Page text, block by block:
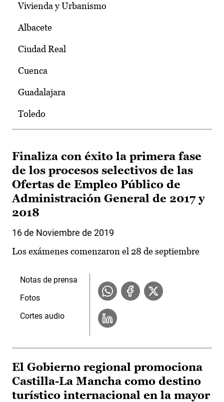
Vivienda y Urbanismo
Albacete
Ciudad Real
Cuenca
Guadalajara
Toledo
Finaliza con éxito la primera fase
de los procesos selectivos de las
Ofertas de Empleo Público de
Administración General de 2017 y
2018
16 de Noviembre de 2019
Los exámenes comenzaron el 28 de septiembre
Notas de prensa
Fotos
Cortes audio
El Gobierno regional promociona
Castilla-La Mancha como destino
turístico internacional en la mayor